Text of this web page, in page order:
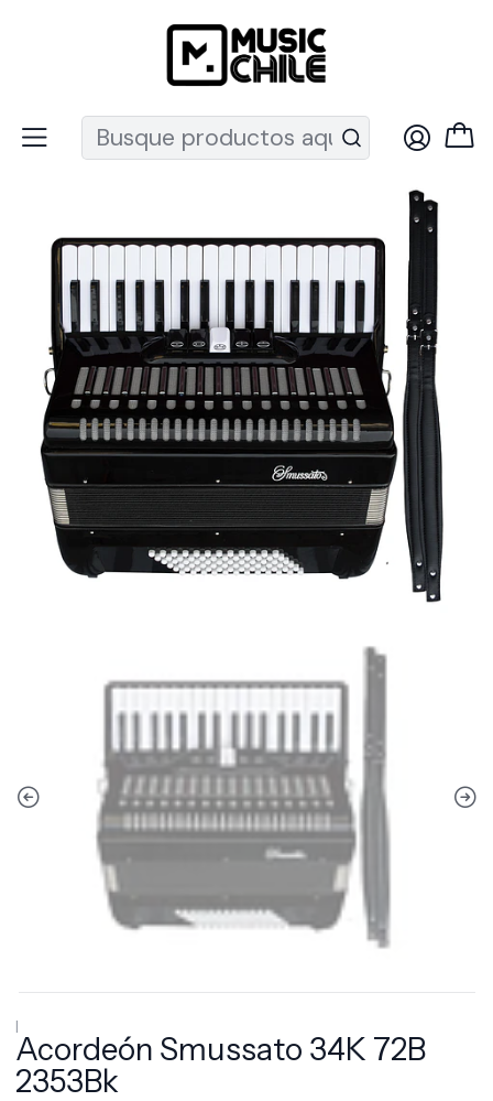
Recuerda que ahora nos puedes encontrar en el MUT
Inicio Vientos
Acordeones
|
Acordeón Smussato 34K 72B
2353Bk